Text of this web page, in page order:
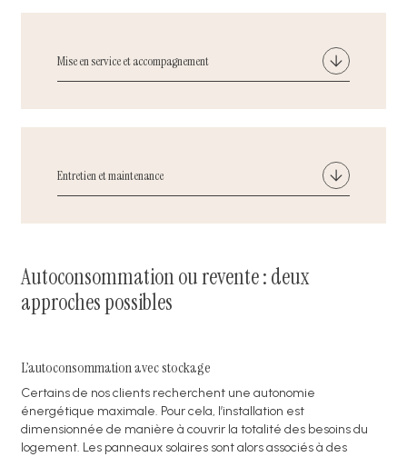
Mise en service et accompagnement
Entretien et maintenance
Autoconsommation ou revente : deux
approches possibles
L’autoconsommation avec stockage
Certains de nos clients recherchent une autonomie
énergétique maximale. Pour cela, l’installation est
dimensionnée de manière à couvrir la totalité des besoins du
logement. Les panneaux solaires sont alors associés à des